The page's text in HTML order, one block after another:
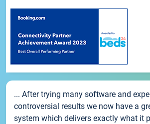
... After trying many software and
controversial results we now have a
system which delivers exactly what it